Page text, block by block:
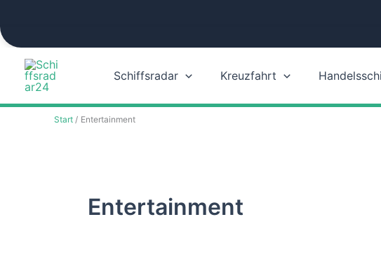
Zum
springen
Schiffsradar Kreuzfahrt
Start Entertainment
Entertainment